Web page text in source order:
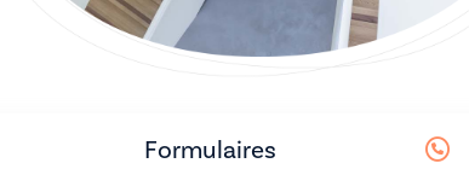
Formulaires